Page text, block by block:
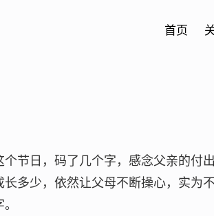
首页
节日，码了几个字，感念父亲的付
多少，依然让父母不断操心，实为